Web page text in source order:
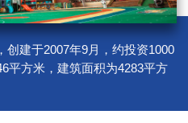
建于2007年9月，约投资1000
平方米，建筑面积为4283平方